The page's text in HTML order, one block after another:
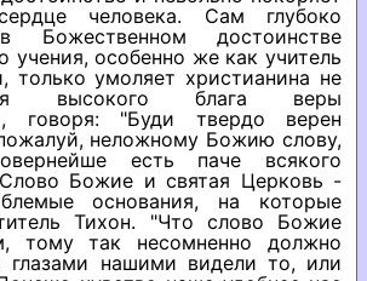
человека. Сам глубоко
Божественном достоинстве
учения, особенно же как учитель
только умоляет христианина не
высокого блага веры
говоря: "Буди твердо верен
неложному Божию слову,
есть паче всякого
Божие и святая Церковь -
основания, на которые
Тихон. "Что слово Божие
тому так несомненно должно
глазами нашими видели то, или